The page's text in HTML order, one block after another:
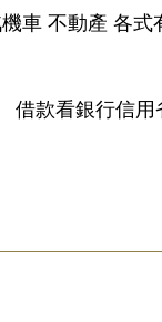
車 不動產 各式
款看銀行信